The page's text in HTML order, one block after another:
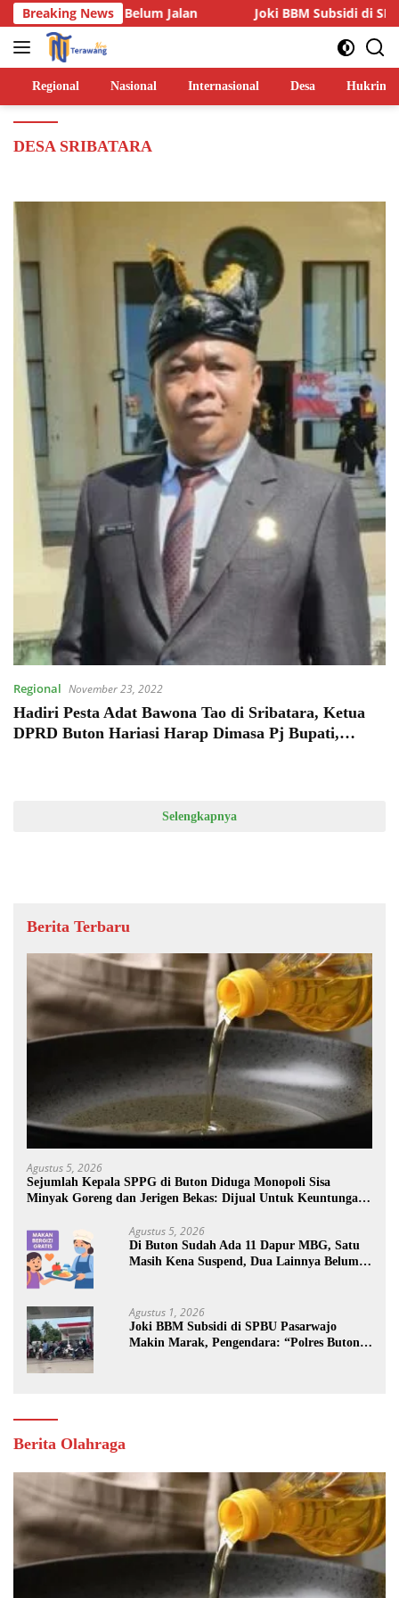
Langsung
ke
konten
Breaking News
Lainnya Belum Jalan Joki BBM Subsidi di SPBU
Regional Nasional Internasional Desa Hukrim
DESA SRIBATARA
Regional November 23, 2022
Hadiri Pesta Adat Bawona Tao di Sribatara, Ketua
DPRD Buton Hariasi Harap Dimasa Pj Bupati,
Selengkapnya
Berita Terbaru
Agustus 5, 2026
Sejumlah Kepala SPPG di Buton Diduga Monopoli Sisa
Minyak Goreng dan Jerigen Bekas: Dijual Untuk Keuntungan
Agustus 5, 2026
Di Buton Sudah Ada 11 Dapur MBG, Satu
Masih Kena Suspend, Dua Lainnya Belum
Agustus 1, 2026
Joki BBM Subsidi di SPBU Pasarwajo
Makin Marak, Pengendara: “Polres Buton
Berita Olahraga